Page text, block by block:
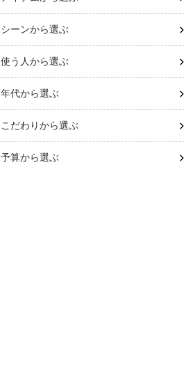
シーンから選ぶ
使う人から選ぶ
年代から選ぶ
こだわりから選ぶ
予算から選ぶ